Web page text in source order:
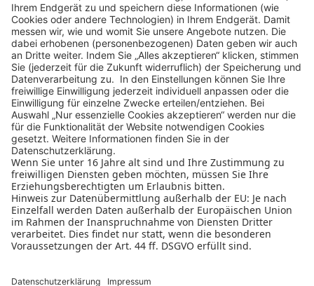
Ausstellerinformation
Datenschutzerklärung
Cookie-Manager
Allgemeine Geschäftsbedingungen
Teilnahmebedingungen
Nutzungsbedingungen
Impressum
Kontakt
Newsletter